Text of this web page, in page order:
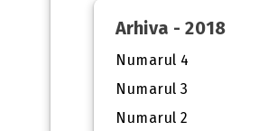
Arhiva - 2018
Numarul 4
Numarul 3
Numarul 2